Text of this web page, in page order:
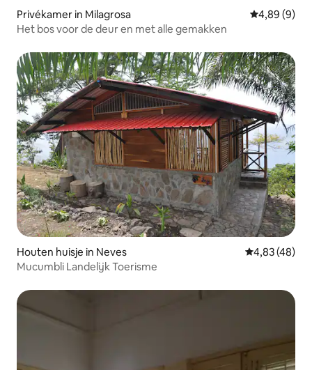
Privékamer in Milagrosa Gemiddelde
4,89 (9)
Het bos voor de deur en met alle gemakken
Houten huisje in Neves Gemiddelde
4,83 (48)
Mucumbli Landelijk Toerisme